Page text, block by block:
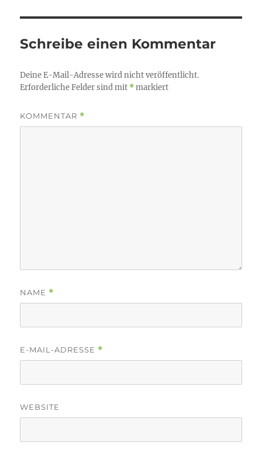
Schreibe einen Kommentar
Deine E-Mail-Adresse wird nicht veröffentlicht.
Erforderliche Felder sind mit *markiert
KOMMENTAR *
NAME *
E-MAIL-ADRESSE *
WEBSITE